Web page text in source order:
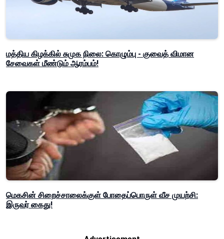
மத்திய கிழக்கில் சுமுக நிலை: கொழும்பு - குவைத் விமான
சேவைகள் மீண்டும் ஆரம்பம்!
மெகசின் சிறைச்சாலைக்குள் போதைப்பொருள் வீச முயற்சி:
இருவர் கைது!